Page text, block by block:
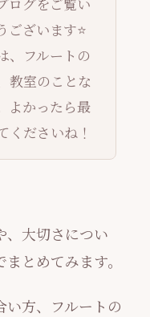
ございます⭐️
、フルートの
教室のことな
よかったら最
くださいね！
、大切さについ
とめてみます。
方、フルートの